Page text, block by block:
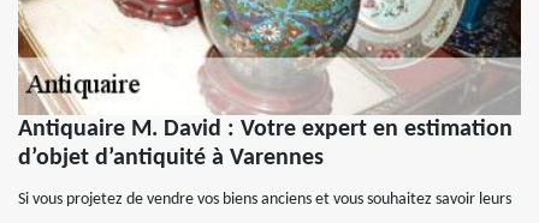
Antiquaire M. David : Votre expert en estimation
d’objet d’antiquité à Varennes
Si vous projetez de vendre vos biens anciens et vous souhaitez savoir leurs